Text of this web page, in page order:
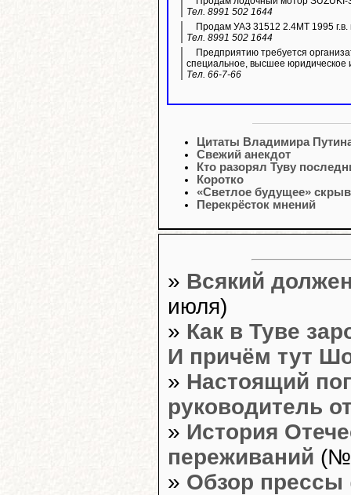
Тел. 8991 502 1644
Продам УАЗ 31512 2.4МТ 1995 г.в.
Тел. 8991 502 1644
Предприятию требуется
специальное, высшее юридическое
Тел. 66-7-66
Цитаты Владимира
Свежий анекдот
Кто разорял Туву
Коротко
«Светлое будущее»
Перекрёсток мнений
» Всякий
июля)
» Как в Туве
И причём тут
» Настоящий
руководитель
» История
переживаний
» Обзор прессы